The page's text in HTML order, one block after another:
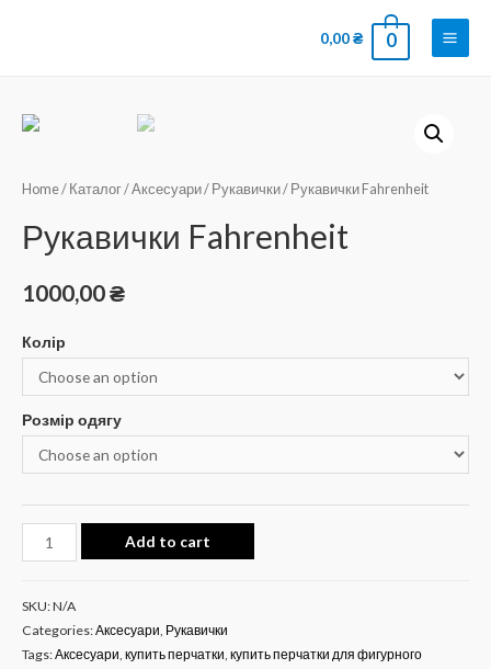
0,00₴ 0
Home/ Каталог/Аксесуари/ Рукавички/ Рукавички Fahrenheit
Рукавички Fahrenheit
1000,00₴
Колір
Розмір одягу
Add to cart
SKU:N/A
Categories:Аксесуари, Рукавички
Tags:Аксесуари, купить перчатки, купить перчатки для фигурного